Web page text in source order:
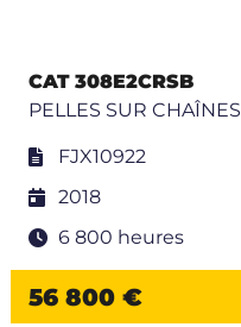
CAT 308E2CRSB
PELLES SUR CHAÎNES
FJX10922
2018
6 800 heures
56 800 €